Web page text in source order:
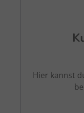
Hier kannst